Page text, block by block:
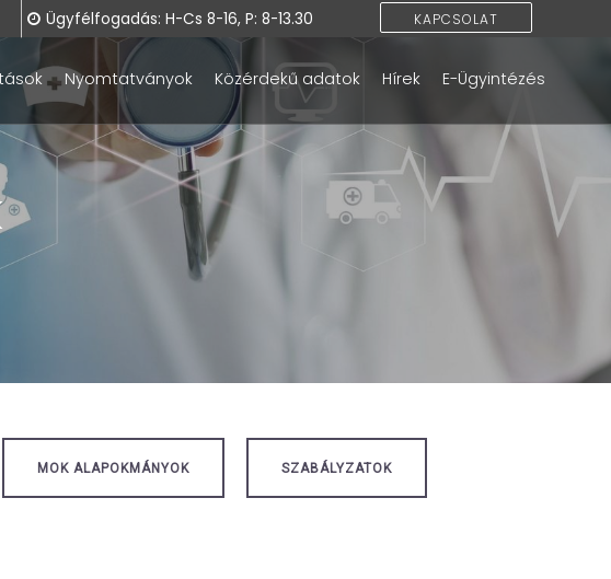
Ügyfélfogadás: H-Cs 8-16, P: 8-13.30 KAPCSOLAT
Nyomtatványok Közérdekű adatok Hírek E-Ügyintézés
MOK ALAPOKMÁNYOK SZABÁLYZATOK